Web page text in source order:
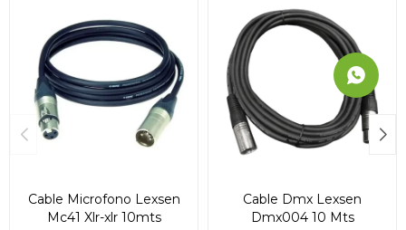
Cable Microfono Lexsen
Mc41 Xlr-xlr 10mts
Cable Dmx Lexsen
Dmx004 10 Mts